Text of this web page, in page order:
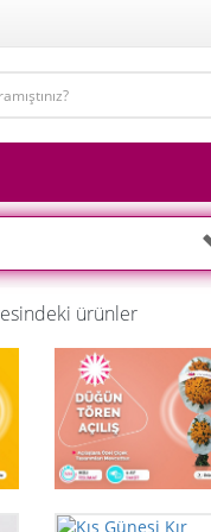
ürünler